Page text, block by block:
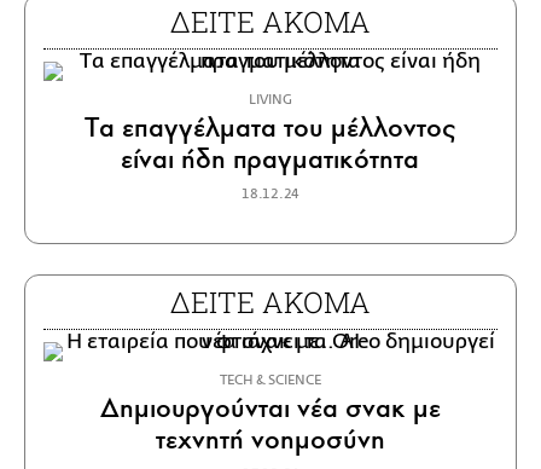
ΔΕΙΤΕ ΑΚΟΜΑ
LIVING
Tα επαγγέλματα του μέλλοντος
είναι ήδη πραγματικότητα
18.12.24
ΔΕΙΤΕ ΑΚΟΜΑ
ΤECH & SCIENCE
Δημιουργούνται νέα σνακ με
τεχνητή νοημοσύνη